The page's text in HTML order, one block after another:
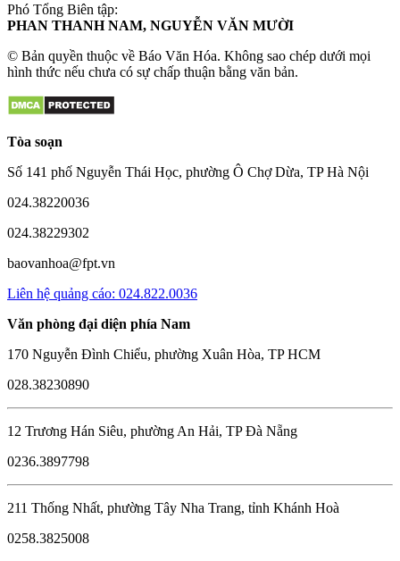
Phó Tổng Biên tập:
PHAN THANH NAM, NGUYỄN VĂN MƯỜI
© Bản quyền thuộc về Báo Văn Hóa. Không sao chép dưới mọi
hình thức nếu chưa có sự chấp thuận bằng văn bản.
Tòa soạn
Số 141 phố Nguyễn Thái Học, phường Ô Chợ Dừa, TP Hà Nội
024.38220036
024.38229302
baovanhoa@fpt.vn
Liên hệ quảng cáo: 024.822.0036
Văn phòng đại diện phía Nam
170 Nguyễn Đình Chiểu, phường Xuân Hòa, TP HCM
028.38230890
12 Trương Hán Siêu, phường An Hải, TP Đà Nẵng
0236.3897798
211 Thống Nhất, phường Tây Nha Trang, tỉnh Khánh Hoà
0258.3825008